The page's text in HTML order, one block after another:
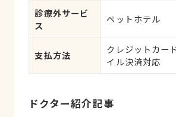
診療外サービ
ス
ペットホテル
支払方法
クレジットカー
イル決済対応
ドクター紹介記事